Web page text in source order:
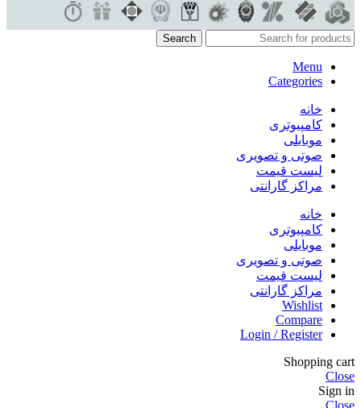
Search
Menu
Categories
خانه
کامپیوتری
موبایلی
صوتی و تصویری
لیست قیمت
مراکز گارانتی
خانه
کامپیوتری
موبایلی
صوتی و تصویری
لیست قیمت
مراکز گارانتی
Wishlist
Compare
Login / Register
Shopping cart
Close
Sign in